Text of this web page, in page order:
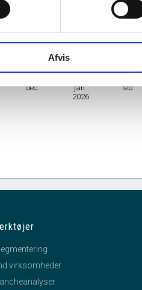
Afvis
dec.
jan.
2026
feb.
43, 2670 Greve
virksomheder